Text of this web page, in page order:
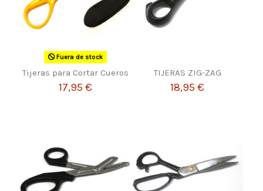
Fuera de stock
Tijeras para Cortar Cueros
17,95 €
TIJERAS ZIG-ZAG
18,95 €